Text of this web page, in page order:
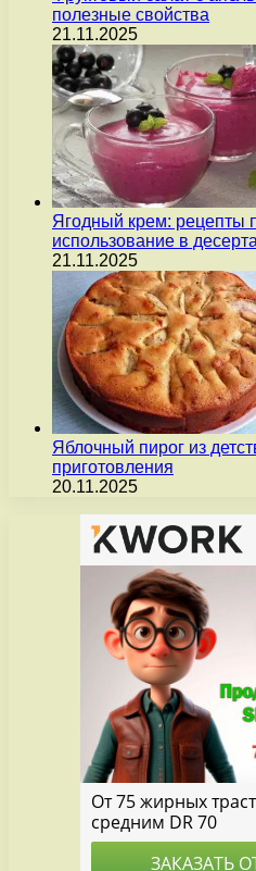
полезные свойства
21.11.2025
Ягодный крем: рецепты
использование в
21.11.2025
Яблочный пирог из
приготовления
20.11.2025